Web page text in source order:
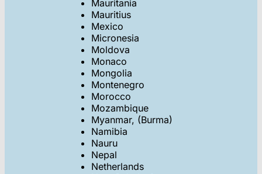
Mauritania
Mauritius
Mexico
Micronesia
Moldova
Monaco
Mongolia
Montenegro
Morocco
Mozambique
Myanmar, (Burma)
Namibia
Nauru
Nepal
Netherlands